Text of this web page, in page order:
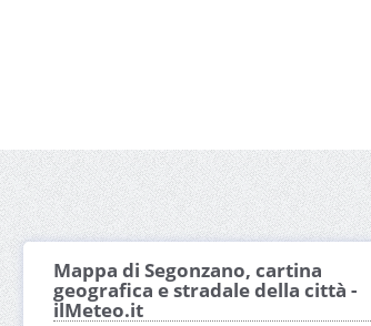
Mappa di Segonzano, cartina
geografica e stradale della città -
ilMeteo.it